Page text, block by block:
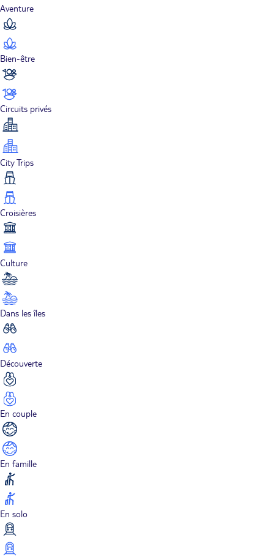
Aventure
Bien-être
Circuits privés
City Trips
Croisières
Culture
Dans les îles
Découverte
En couple
En famille
En solo